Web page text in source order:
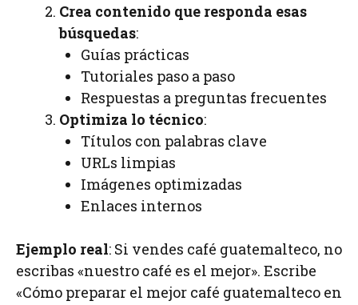
Crea contenido que responda esas
búsquedas:
Guías prácticas
Tutoriales paso a paso
Respuestas a preguntas frecuentes
Optimiza lo técnico:
Títulos con palabras clave
URLs limpias
Imágenes optimizadas
Enlaces internos
Ejemplo real: Si vendes café guatemalteco, no
escribas «nuestro café es el mejor». Escribe
«Cómo preparar el mejor café guatemalteco en